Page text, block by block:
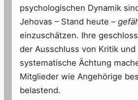
psychologischen Dynamik
Jehovas – Stand heute –
einzuschätzen. Ihre
der Ausschluss von Kritik und
systematische Ächtung
Mitglieder wie Angehörige
belastend.